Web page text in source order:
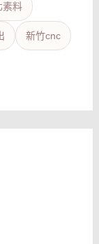
素料
新竹cnc